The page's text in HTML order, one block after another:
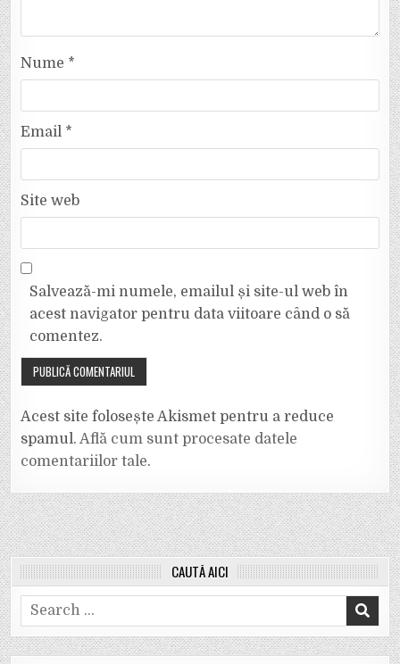
Nume *
Email *
Site web
Salvează-mi numele, emailul și site-ul web în
acest navigator pentru data viitoare când o să
comentez.
Acest site folosește Akismet pentru a reduce
spamul. Află cum sunt procesate datele
comentariilor tale.
CAUTĂ AICI
Search
for: